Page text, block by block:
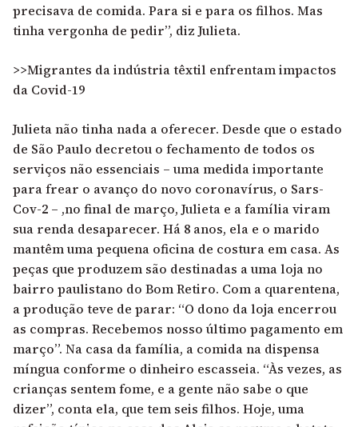
precisava de comida. Para si e para os filhos. Mas
tinha vergonha de pedir”, diz Julieta.
>>Migrantes da indústria têxtil enfrentam impactos
da Covid-19
Julieta não tinha nada a oferecer. Desde que o estado
de São Paulo decretou o fechamento de todos os
serviços não essenciais – uma medida importante
para frear o avanço do novo coronavírus, o Sars-
Cov-2 – ,no final de março, Julieta e a família viram
sua renda desaparecer. Há 8 anos, ela e o marido
mantêm uma pequena oficina de costura em casa. As
peças que produzem são destinadas a uma loja no
bairro paulistano do Bom Retiro. Com a quarentena,
a produção teve de parar: “O dono da loja encerrou
as compras. Recebemos nosso último pagamento em
março”. Na casa da família, a comida na dispensa
míngua conforme o dinheiro escasseia. “Às vezes, as
crianças sentem fome, e a gente não sabe o que
dizer”, conta ela, que tem seis filhos. Hoje, uma